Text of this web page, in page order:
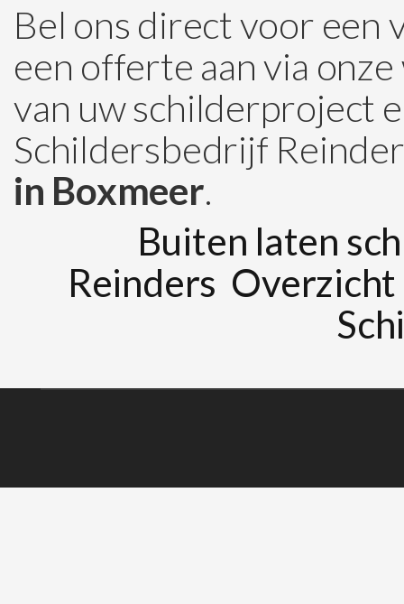
Bel ons direct voor een
een offerte aan via
van uw schilderproject
Schildersbedrijf
in Boxmeer.
Buiten laten
Reinders Overzicht